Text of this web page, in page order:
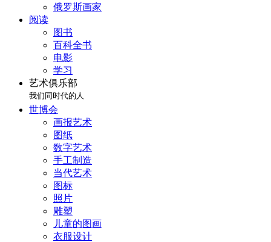
俄罗斯画家
阅读
图书
百科全书
电影
学习
艺术俱乐部
我们同时代的人
世博会
画报艺术
图纸
数字艺术
手工制造
当代艺术
图标
照片
雕塑
儿童的图画
衣服设计